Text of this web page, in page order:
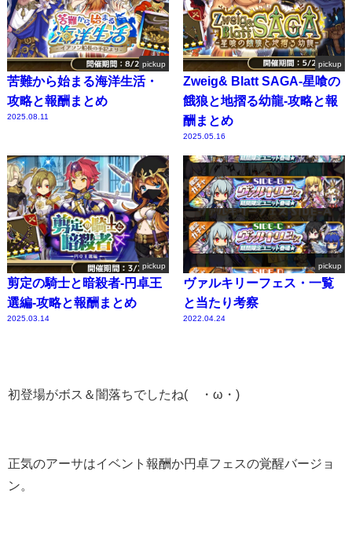
pickup
苦難から始まる海洋生活・
攻略と報酬まとめ
2025.08.11
pickup
Zweig& Blatt SAGA-星喰の
餓狼と地摺る幼龍-攻略と報
酬まとめ
2025.05.16
pickup
剪定の騎士と暗殺者-円卓王
選編-攻略と報酬まとめ
2025.03.14
pickup
ヴァルキリーフェス・一覧
と当たり考察
2022.04.24
初登場がボス＆闇落ちでしたね(´・ω・)
正気のアーサはイベント報酬か円卓フェスの覚醒バージョ
ン。